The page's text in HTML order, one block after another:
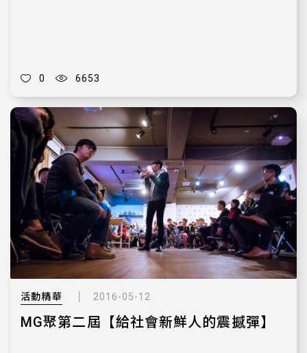
0 6653
活動精華 2016-05-12
MG聚第二屆【給社會新鮮人的震撼彈】